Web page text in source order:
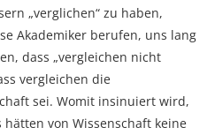
„verglichen“ zu haben,
Akademiker berufen, uns lang
dass „vergleichen nicht
vergleichen die
sei. Womit insinuiert wird,
von Wissenschaft keine